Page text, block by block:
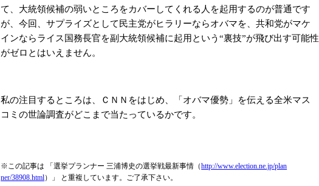
て、大統領候補の弱いところをカバーしてくれる人を起用するのが普通です
が、今回、サプライズとして民主党がヒラリーならオバマを、共和党がマケ
インならライス国務長官を副大統領候補に起用という“裏技”が飛び出す可能性
がゼロとはいえません。
私の注目するところは、ＣＮＮをはじめ、「オバマ優勢」を伝える全米マス
コミの世論調査がどこまで当たっているかです。
※この記事は 「選挙プランナー 三浦博史の選挙戦最新事情（http://www.election.ne.jp/plan
ner/38908.html）」 と重複しています。ご了承下さい。